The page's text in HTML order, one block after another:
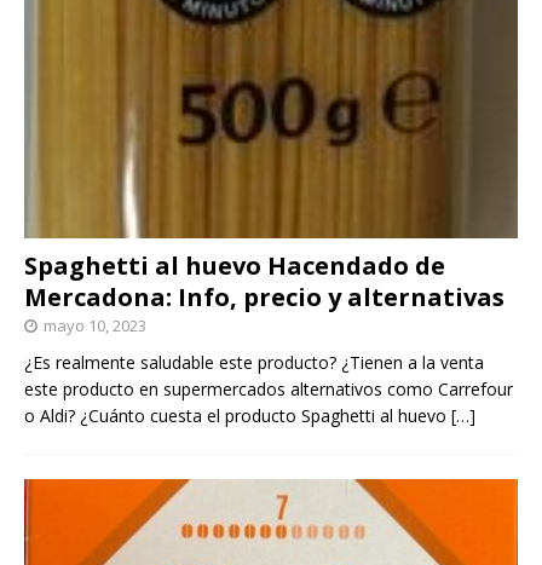
Spaghetti al huevo Hacendado de
Mercadona: Info, precio y alternativas
mayo 10, 2023
¿Es realmente saludable este producto? ¿Tienen a la venta
este producto en supermercados alternativos como Carrefour
o Aldi? ¿Cuánto cuesta el producto Spaghetti al huevo […]